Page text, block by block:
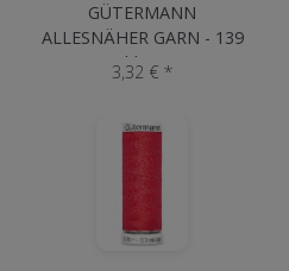
GÜTERMANN
ALLESNÄHER GARN - 139
Schlamm
3,32 € *